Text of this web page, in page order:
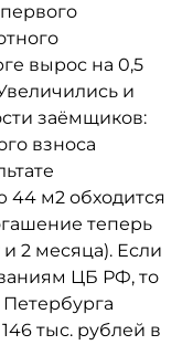
вырос на 0,5
и
заёмщиков:
взноса
44 м2 обходится
теперь
2 месяца). Если
ЦБ РФ, то
тыс. рублей в